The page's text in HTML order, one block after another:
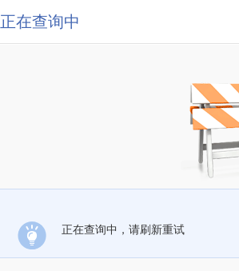
正在查询中
正在查询中，请刷新重试